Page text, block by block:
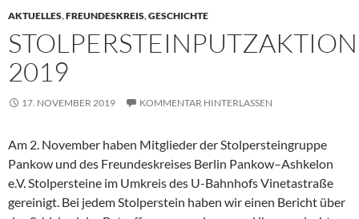
AKTUELLES,FREUNDESKREIS,GESCHICHTE
STOLPERSTEINPUTZAKTION
2019
17. NOVEMBER 2019 KOMMENTAR HINTERLASSEN
Am 2. November haben Mitglieder der Stolpersteingruppe
Pankow und des Freundeskreises Berlin Pankow–Ashkelon
e.V. Stolpersteine im Umkreis des U-Bahnhofs Vinetastraße
gereinigt. Bei jedem Stolperstein haben wir einen Bericht über